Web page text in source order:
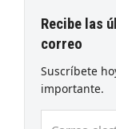
Recibe las
correo
Suscríbete
importante.